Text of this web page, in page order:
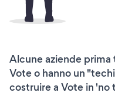
Alcune aziende
Vote o hanno un
costruire a Vote in 'no